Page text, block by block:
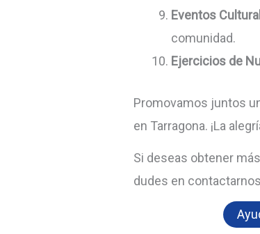
Eventos
comunidad.
Ejercicios de
Promovamos juntos
en Tarragona. ¡La
Si deseas obtener
dudes en